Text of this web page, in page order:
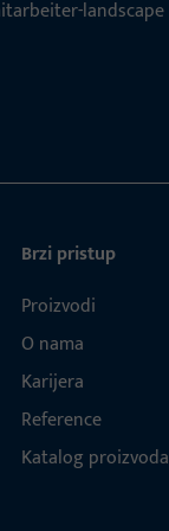
Brzi pristup
Proizvodi
O nama
Karijera
Reference
Katalog proizvoda